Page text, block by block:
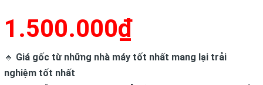
1.500.000₫
🔹 Giá gốc từ những nhà máy tốt nhất mang lại trải
nghiệm tốt nhất